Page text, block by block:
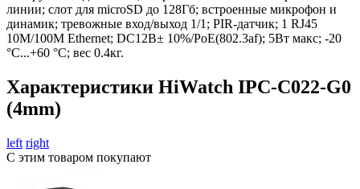
линии; слот для microSD до 128Гб; встроенные микрофон и
динамик; тревожные вход/выход 1/1; PIR-датчик; 1 RJ45
10M/100M Ethernet; DC12В± 10%/PoE(802.3af); 5Вт макс; -20
°C...+60 °C; вес 0.4кг.
Характеристики HiWatch IPC-C022-G0
(4mm)
left right
С этим товаром покупают